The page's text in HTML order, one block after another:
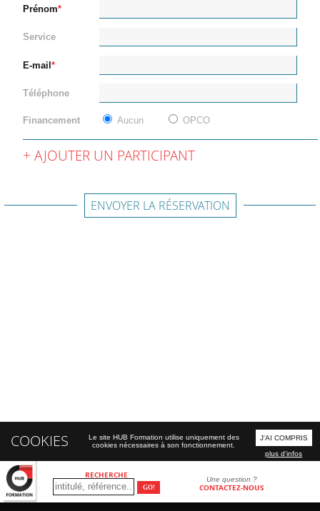
RECHERCHE Une question ?
CONTACTEZ-NOUS
Prénom
Service
E-mail
Téléphone
Financement Aucun OPCO
AJOUTER UN PARTICIPANT
ENVOYER LA RÉSERVATION
COOKIES
Le site HUB Formation utilise uniquement des
cookies nécessaires à son fonctionnement.
J'AI COMPRIS
plus d'infos